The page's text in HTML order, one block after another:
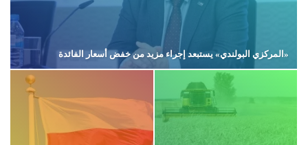
«المركزي البولندي» يستبعد إجراء مزيد من خفض أسعار الفائدة